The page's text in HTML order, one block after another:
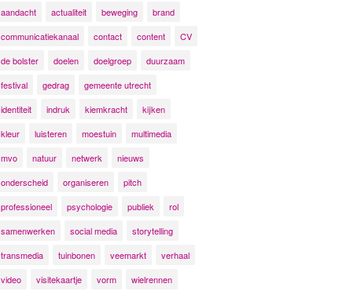
aandacht actualiteit beweging
brand
communicatiekanaal
contact content
CV
de bolster
doelen doelgroep
duurzaam
festival
gedrag
gemeente utrecht
identiteit
indruk kiemkracht
kijken
kleur
luisteren moestuin
multimedia
mvo
natuur netwerk
nieuws
onderscheid
organiseren
pitch
professioneel
psychologie publiek
rol
samenwerken
social media
storytelling
transmedia
tuinbonen veemarkt
verhaal
video
visitekaartje vorm wielrennen